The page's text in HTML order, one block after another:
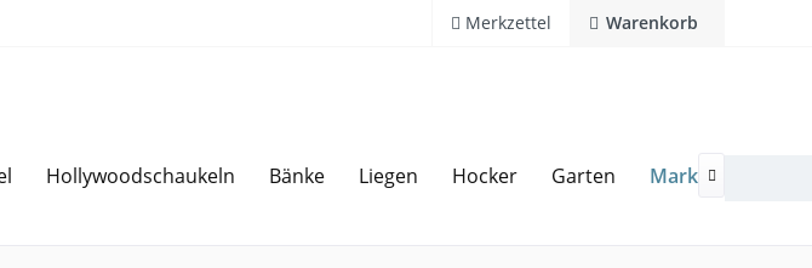
Warenkorb
Merkzettel
Hollywoodschaukeln Bänke Liegen Hocker Garten Marken

Über 20 Jahre Erfahrung Hotline 02594 94 11 0